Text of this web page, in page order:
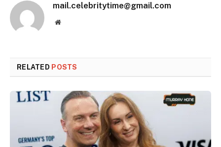
mail.celebritytime@gmail.com
Website
RELATED POSTS